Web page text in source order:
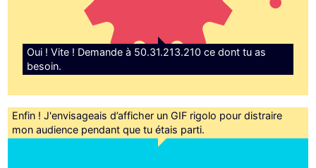
Oui ! Vite ! Demande à 50.31.213.210 ce dont tu as
besoin.
Enfin ! J'envisageais d’afficher un GIF rigolo pour distraire
mon audience pendant que tu étais parti.